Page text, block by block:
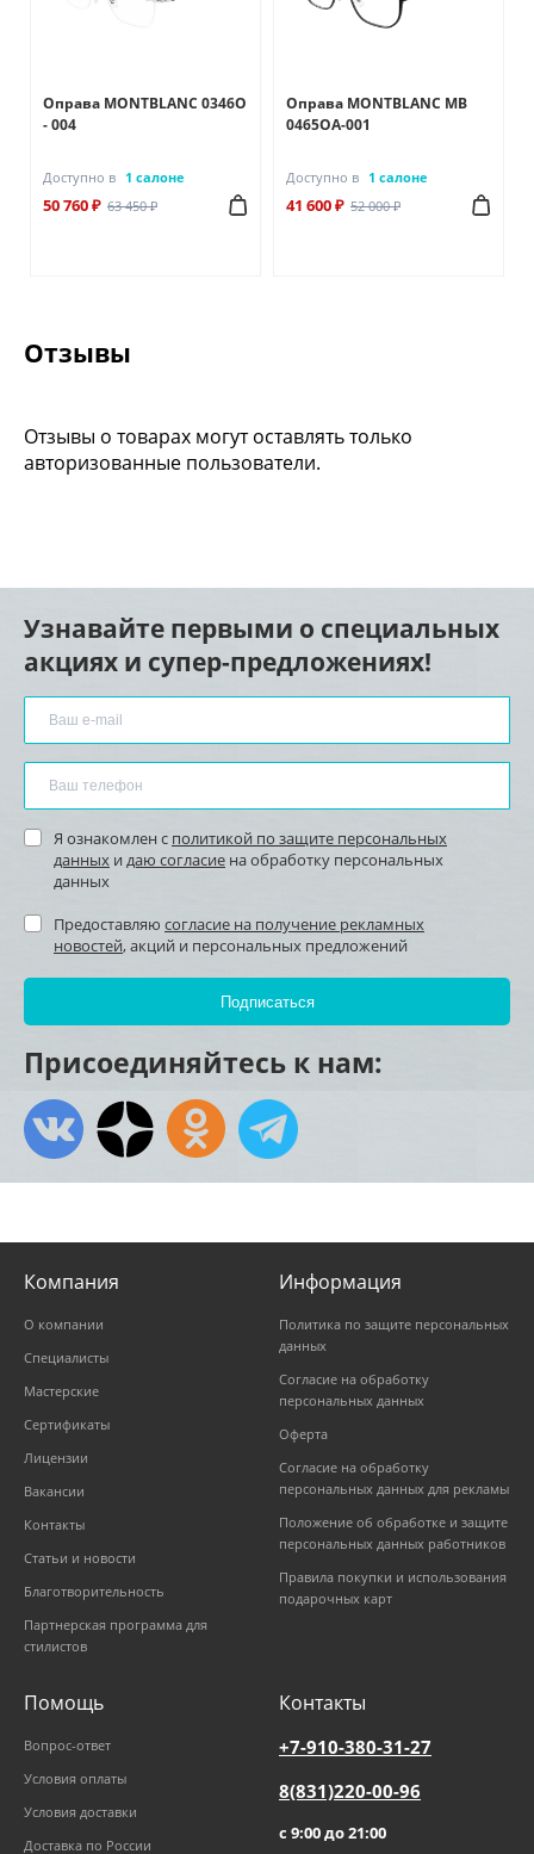
Оправа MONTBLANC 0346O
- 004
Доступно в 1 салоне
50 760 ₽ 63 450 ₽
Оправа MONTBLANC MB
0465OA-001
Доступно в 1 салоне
41 600 ₽ 52 000 ₽
Отзывы
Отзывы о товарах могут оставлять только
авторизованные пользователи.
Узнавайте первыми о специальных
акциях и супер-предложениях!
Я ознакомлен с политикой по защите персональных
данных и даю согласие на обработку персональных
данных
Предоставляю согласие на получение рекламных
новостей, акций и персональных предложений
Присоединяйтесь к нам:
Компания
О компании
Специалисты
Мастерские
Сертификаты
Лицензии
Вакансии
Контакты
Статьи и новости
Благотворительность
Партнерская программа для
стилистов
Информация
Политика по защите персональных
данных
Согласие на обработку
персональных данных
Оферта
Согласие на обработку
персональных данных для рекламы
Положение об обработке и защите
персональных данных работников
Правила покупки и использования
подарочных карт
Помощь
Вопрос-ответ
Условия оплаты
Условия доставки
Доставка по России
Контакты
+7-910-380-31-27
8(831)220-00-96
с 9:00 до 21:00